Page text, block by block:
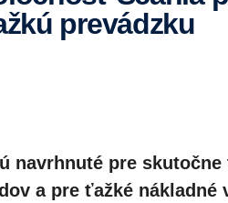
prevádzku
navrhnuté pre
a pre ťažké nákladné